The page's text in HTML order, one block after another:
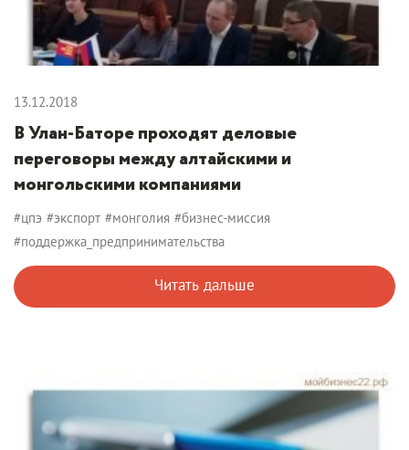
13.12.2018
В Улан-Баторе проходят деловые
переговоры между алтайскими и
монгольскими компаниями
#цпэ #экспорт #монголия #бизнес-миссия
#поддержка_предпринимательства
Читать дальше